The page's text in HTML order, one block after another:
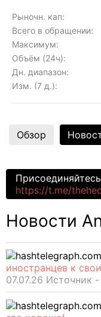
Рыночн. кап:
Всего в обращении:
Максимум:
Объём (24ч):
Дн. диапазон:
Изм. (7 д.):
Обзор
https://t.me/
Новости
иностранцев к
07.07.26 Источник